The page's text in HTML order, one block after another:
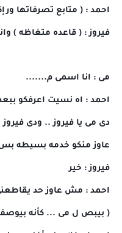
احمد : ( متابع تصرفاتها
فيروز : ( قاعده متغاظه )
مى : انا اسمى م.......
احمد : اه نسيت اعرفكو
دى مى يا فيروز .. ودى فيروز
عاوز منكو خدمه بسيطه
فيروز : خير
احمد : مش عاوز حد
( بيبص ل مى ... كأنه بيوصف